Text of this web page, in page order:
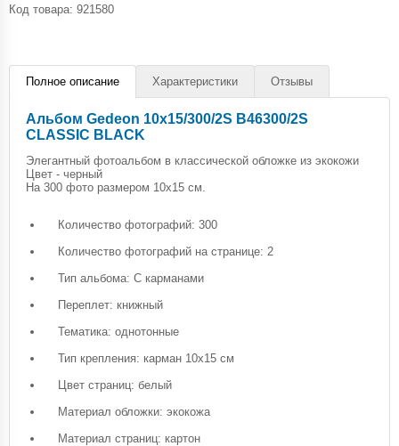
Код товара: 921580
Полное описание Характеристики Отзывы
Альбом Gedeon 10х15/300/2S B46300/2S
CLASSIC BLACK
Элегантный фотоальбом в классической обложке из экокожи
Цвет - черный
На 300 фото размером 10х15 см.
Количество фотографий: 300
Количество фотографий на странице: 2
Тип альбома: С карманами
Переплет: книжный
Тематика: однотонные
Тип крепления: карман 10х15 см
Цвет страниц: белый
Материал обложки: экокожа
Материал страниц: картон